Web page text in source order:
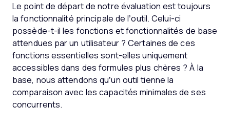
Le point de départ de notre évaluation est toujours
la fonctionnalité principale de l’outil. Celui-ci
possède-t-il les fonctions et fonctionnalités de base
attendues par un utilisateur ? Certaines de ces
fonctions essentielles sont-elles uniquement
accessibles dans des formules plus chères ? À la
base, nous attendons qu’un outil tienne la
comparaison avec les capacités minimales de ses
concurrents.